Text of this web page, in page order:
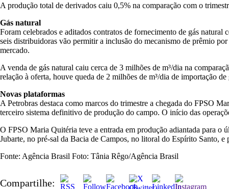
A produção total de derivados caiu 0,5% na comparação com o
Gás natural
Foram celebrados e aditados contratos de fornecimento de gás
seis distribuidoras vão permitir a inclusão do mecanismo de prêmio
mercado.
A venda de gás natural caiu cerca de 3 milhões de m³/dia na
relação à oferta, houve queda de 2 milhões de m³/dia de importação
Novas plataformas
A Petrobras destaca como marcos do trimestre a chegada do FPSO
terceiro sistema definitivo de produção do campo. O início das
O FPSO Maria Quitéria teve a entrada em produção adiantada para o
Jubarte, no pré-sal da Bacia de Campos, no litoral do Espírito Santo,
Fonte: Agência Brasil Foto: Tânia Rêgo/Agência Brasil
Compartilhe: